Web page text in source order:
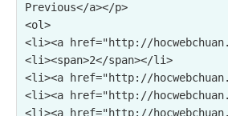
Previous</a></p>
<ol>
<li><a href="http://
<li><span>2</span></li>
<li><a href="http://
<li><a href="http://
<li><a href="http://